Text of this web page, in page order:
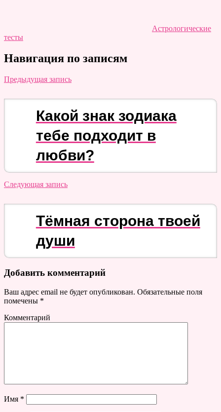
Астрологические
тесты
Навигация по записям
Предыдущая запись
Какой знак зодиака
тебе подходит в
любви?
Следующая запись
Тёмная сторона твоей
души
Добавить комментарий
Ваш адрес email не будет опубликован. Обязательные поля
помечены *
Комментарий
Имя *